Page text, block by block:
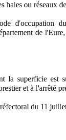
ou réseaux
d'occupation
de
la superficie est
et à l'arrêté
du 11